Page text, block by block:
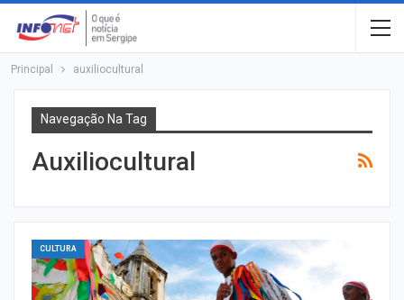
Principal auxiliocultural
Navegação Na Tag
Auxiliocultural
CULTURA